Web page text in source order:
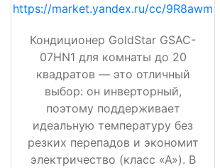
https://market.yandex.ru/cc/9R8awm
Кондиционер GoldStar GSAC-
07HN1 для комнаты до 20
квадратов — это отличный
выбор: он инверторный,
поэтому поддерживает
идеальную температуру без
резких перепадов и экономит
электричество (класс «А»). В